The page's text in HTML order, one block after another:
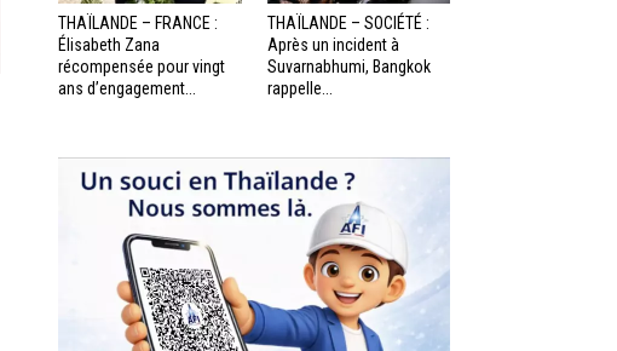
THAÏLANDE – FRANCE :
Élisabeth Zana
récompensée pour vingt
ans d’engagement...
THAÏLANDE – SOCIÉTÉ :
Après un incident à
Suvarnabhumi, Bangkok
rappelle...